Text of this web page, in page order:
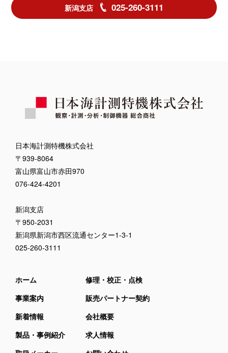
新潟支店 025-260-3111
日本海計測特機株式会社
〒939-8064
富山県富山市赤田970
076-424-4201
新潟支店
〒950-2031
新潟県新潟市西区流通センター1-3-1
025-260-3111
ホーム
事業案内
新着情報
製品・事例紹介
修理・校正・点検
販売パートナー契約
会社概要
求人情報